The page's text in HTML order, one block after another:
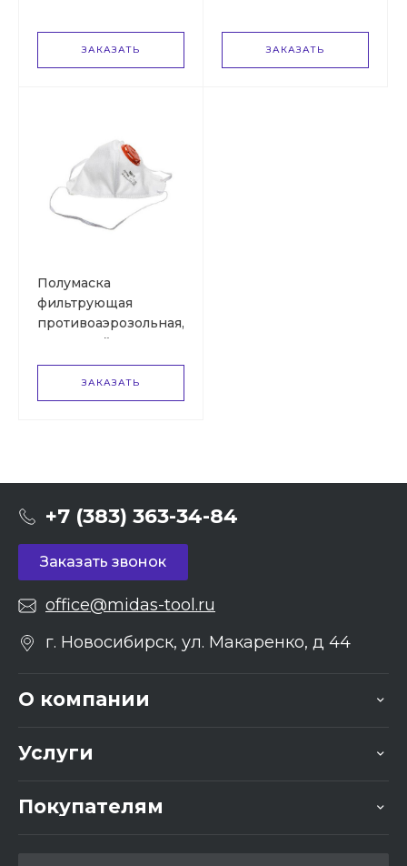
ЗАКАЗАТЬ ЗАКАЗАТЬ
Полумаска
фильтрующая
противоаэрозольная,
многослойная, с
клапаном, класс FFP1
ЗАКАЗАТЬ
+7 (383) 363-34-84
Заказать звонок
office@midas-tool.ru
г. Новосибирск, ул. Макаренко, д 44
О компании
Услуги
Покупателям